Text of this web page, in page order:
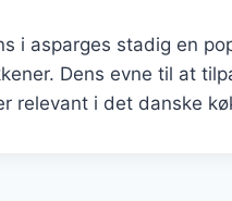
i asparges stadig en
Dens evne til at
relevant i det danske